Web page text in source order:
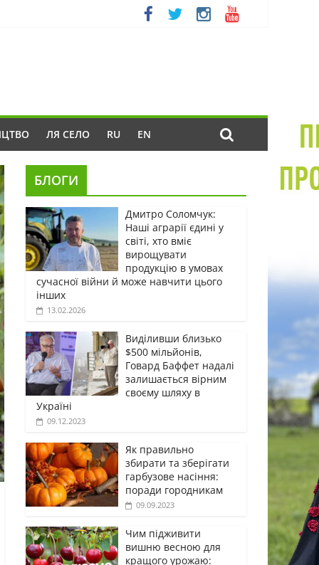
ЛЯ СЕЛО RU EN
БЛОГИ
Дмитро Соломчук:
Наші аграрії єдині у
світі, хто вміє
вирощувати
продукцію в умовах
сучасної війни й може навчити цього
інших
13.02.2026
Виділивши близько
$500 мільйонів,
Говард Баффет надалі
залишається вірним
своєму шляху в
Україні
09.12.2023
Як правильно
збирати та зберігати
гарбузове насіння:
поради городникам
09.09.2023
Чим підживити
вишню весною для
кращого урожаю: